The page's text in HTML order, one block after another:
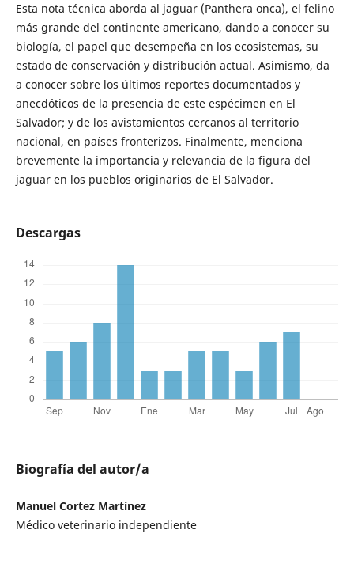
Esta nota técnica aborda al jaguar (Panthera onca), el felino
más grande del continente americano, dando a conocer su
biología, el papel que desempeña en los ecosistemas, su
estado de conservación y distribución actual. Asimismo, da
a conocer sobre los últimos reportes documentados y
anecdóticos de la presencia de este espécimen en El
Salvador; y de los avistamientos cercanos al territorio
nacional, en países fronterizos. Finalmente, menciona
brevemente la importancia y relevancia de la figura del
jaguar en los pueblos originarios de El Salvador.
Descargas
Biografía del autor/a
Manuel Cortez Martínez
Médico veterinario independiente